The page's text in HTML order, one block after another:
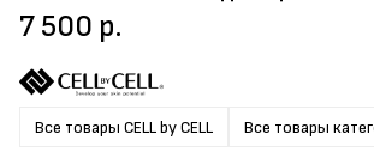
Все товары CELL by CELL Все товары
7 500 р.